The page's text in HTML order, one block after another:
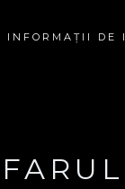
INFORMAȚII DE